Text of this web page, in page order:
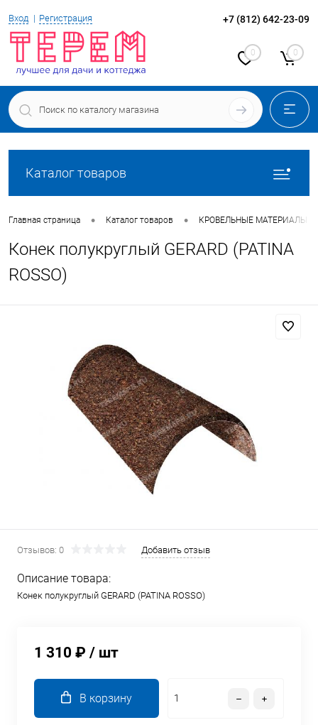
Вход Регистрация +7 (812) 642-23-09
0 0
Каталог товаров
Главная страница • Каталог товаров • КРОВЕЛЬНЫЕ МАТЕРИАЛЫ
Конек полукруглый GERARD (PATINA
ROSSO)
Отзывов: 0 Добавить отзыв
Описание товара:
Конек полукруглый GERARD (PATINA ROSSO)
1 310 ₽ / шт
В корзину